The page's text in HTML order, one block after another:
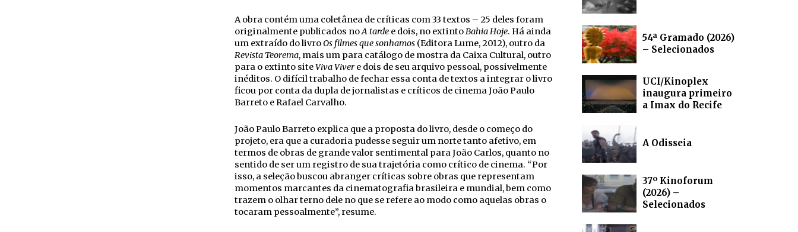
A obra contém uma coletânea de críticas com 33 textos – 25 deles foram
originalmente publicados noA tardee dois, no extintoBahia Hoje. Há ainda
um extraído do livroOs filmes que sonhamos(Editora Lume, 2012), outro da
Revista Teorema, mais um para catálogo de mostra da Caixa Cultural, outro
para o extinto siteViva Vivere dois de seu arquivo pessoal, possivelmente
inéditos. O difícil trabalho de fechar essa conta de textos a integrar o livro
ficou por conta da dupla de jornalistas e críticos de cinema João Paulo
Barreto e Rafael Carvalho.
João Paulo Barreto explica que a proposta do livro, desde o começo do
projeto, era que a curadoria pudesse seguir um norte tanto afetivo, em
termos de obras de grande valor sentimental para João Carlos, quanto no
sentido de ser um registro de sua trajetória como crítico de cinema. “Por
isso, a seleção buscou abranger críticas sobre obras que representam
momentos marcantes da cinematografia brasileira e mundial, bem como
trazem o olhar terno dele no que se refere ao modo como aquelas obras o
tocaram pessoalmente”, resume.
54ª Gramado (2026)
– Selecionados
UCI/Kinoplex
inaugura primeiro
a Imax do Recife
A Odisseia
37º Kinoforum
(2026) –
Selecionados